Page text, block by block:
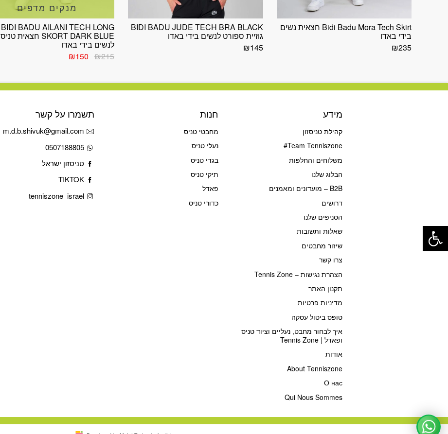
Bidi Badu Mora Tech Skirt חצאית נשים
בידי באדו
₪235
BIDI BADU JUDE TECH BRA BLACK
גוזיית ספורט לנשים בידי באדו
₪145
מנקים מדפים
BIDI BADU AILANI TECH LONG
SKORT DARK BLUE חצאית טניס
לנשים בידי באדו
₪215 המחיר
₪215.
₪150
₪150.
מידע
קהילת טניסזון
Team Tenniszone#
משלוחים והחלפות
הבלוג שלנו
B2B – מועדונים ומאמנים
דרושים
הסניפים שלנו
שאלות ותשובות
שיזור מחבטים
צרו קשר
הצהרת נגישות – Tennis Zone
תקנון האתר
מדיניות פרטיות
טופס ביטול עסקה
איך לבחור מחבט, נעליים וציוד טניס
ופאדל | Tennis Zone
אודות
About Tenniszone
О нас
Qui Nous Sommes
חנות
מחבטי טניס
נעלי טניס
בגדי טניס
תיקי טניס
פאדל
כדורי טניס
תשמרו על קשר
m.d.b.shivuk@gmail.com
0507188805
טניסזון ישראל
TIKTOK
tenniszone_israel
פתח סרגל נגישות